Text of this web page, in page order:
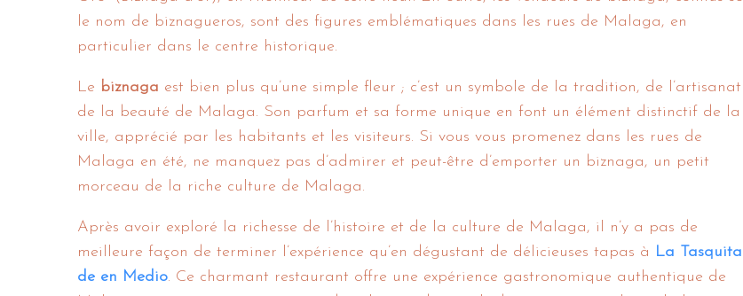
le nom de biznagueros, sont des figures emblématiques dans les rues de Malaga, en
particulier dans le centre historique.
Le biznaga est bien plus qu’une simple fleur ; c’est un symbole de la tradition, de
de la beauté de Malaga. Son parfum et sa forme unique en font un élément distinctif de la
ville, apprécié par les habitants et les visiteurs. Si vous vous promenez dans les rues de
Malaga en été, ne manquez pas d’admirer et peut-être d’emporter un biznaga, un petit
morceau de la riche culture de Malaga.
Après avoir exploré la richesse de l’histoire et de la culture de Malaga, il n’y a pas de
meilleure façon de terminer l’expérience qu’en dégustant de délicieuses tapas à La Tasquita
de en Medio. Ce charmant restaurant offre une expérience gastronomique authentique de